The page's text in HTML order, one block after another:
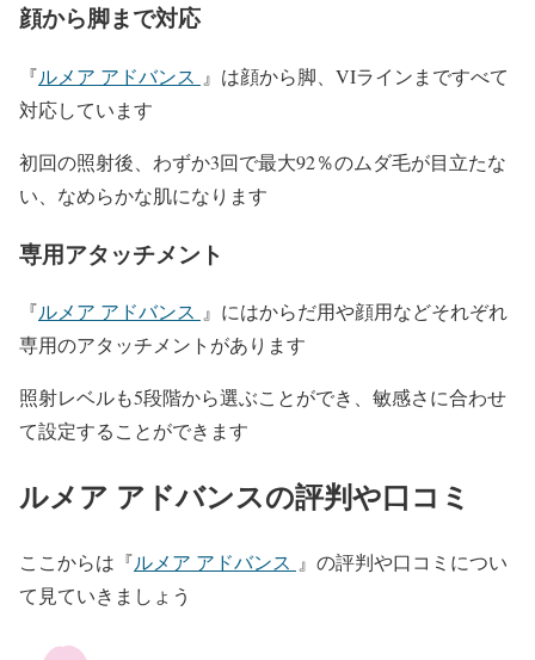
顔から脚まで対応
『ルメア アドバンス 』は顔から脚、VIラインまですべて
対応しています
初回の照射後、わずか3回で最大92％のムダ毛が目立たな
い、なめらかな肌になります
専用アタッチメント
『ルメア アドバンス 』にはからだ用や顔用などそれぞれ
専用のアタッチメントがあります
照射レベルも5段階から選ぶことができ、敏感さに合わせ
て設定することができます
ルメア アドバンスの評判や口コミ
ここからは『ルメア アドバンス 』の評判や口コミについ
て見ていきましょう